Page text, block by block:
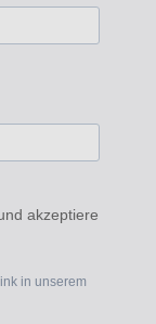
akzeptiere
in unserem